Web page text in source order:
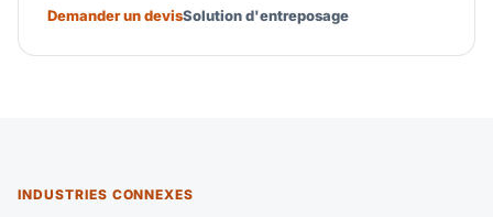
Demander un devisSolution d'entreposage
INDUSTRIES CONNEXES